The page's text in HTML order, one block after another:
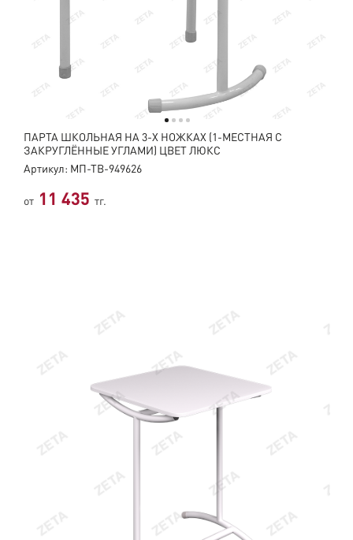
ПАРТА ШКОЛЬНАЯ НА 3-Х НОЖКАХ (1-МЕСТНАЯ С
ЗАКРУГЛЁННЫЕ УГЛАМИ) ЦВЕТ ЛЮКС
Артикул: МП-ТВ-949626
от 11 435 тг.